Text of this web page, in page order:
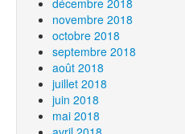
décembre 2018
novembre 2018
octobre 2018
septembre 2018
août 2018
juillet 2018
juin 2018
mai 2018